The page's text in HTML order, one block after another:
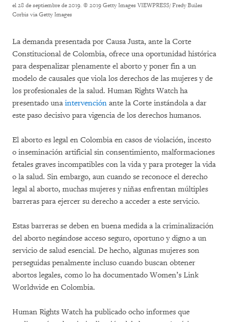
el 28 de septiembre de 2019. © 2019 Getty Images VIEWPRESS/ Fredy Builes
Corbis via Getty Images
La demanda presentada por Causa Justa, ante la Corte
Constitucional de Colombia, ofrece una oportunidad histórica
para despenalizar plenamente el aborto y poner fin a un
modelo de causales que viola los derechos de las mujeres y de
los profesionales de la salud. Human Rights Watch ha
presentado una intervención ante la Corte instándola a dar
este paso decisivo para vigencia de los derechos humanos.
El aborto es legal en Colombia en casos de violación, incesto
o inseminación artificial sin consentimiento, malformaciones
fetales graves incompatibles con la vida y para proteger la vida
o la salud. Sin embargo, aun cuando se reconoce el derecho
legal al aborto, muchas mujeres y niñas enfrentan múltiples
barreras para ejercer su derecho a acceder a este servicio.
Estas barreras se deben en buena medida a la criminalización
del aborto negándose acceso seguro, oportuno y digno a un
servicio de salud esencial. De hecho, algunas mujeres son
perseguidas penalmente incluso cuando buscan obtener
abortos legales, como lo ha documentado Women’s Link
Worldwide en Colombia.
Human Rights Watch ha publicado ocho informes que